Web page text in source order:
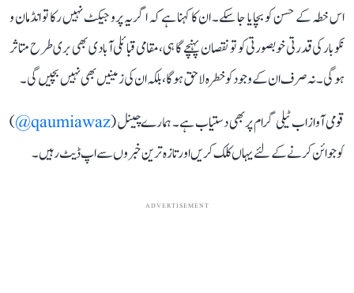
اس خطہ کے حسن کو بچایا جا سکے۔ ان کا کہنا ہے کہ اگر یہ پروجیکٹ نہیں رکا تو انڈمان و
نکوبار کی قدرتی خوبصورتی کو تو نقصان پہنچے گا ہی، مقامی قبائلی آبادی بھی بری طرح متاثر
ہوگی۔ نہ صرف ان کے وجود کو خطرہ لاحق ہو گا، بلکہ ان کی زمینیں بھی نہیں بچیں گی۔
قومی آواز اب ٹیلی گرام پر بھی دستیاب ہے۔ ہمارے چینل (qaumiawaz@
)
کو جوائن کرنے کے لئے یہاں کلک کریں اور تازہ ترین خبروں سے اپ ڈیٹ رہیں۔
ADVERTISEMENT